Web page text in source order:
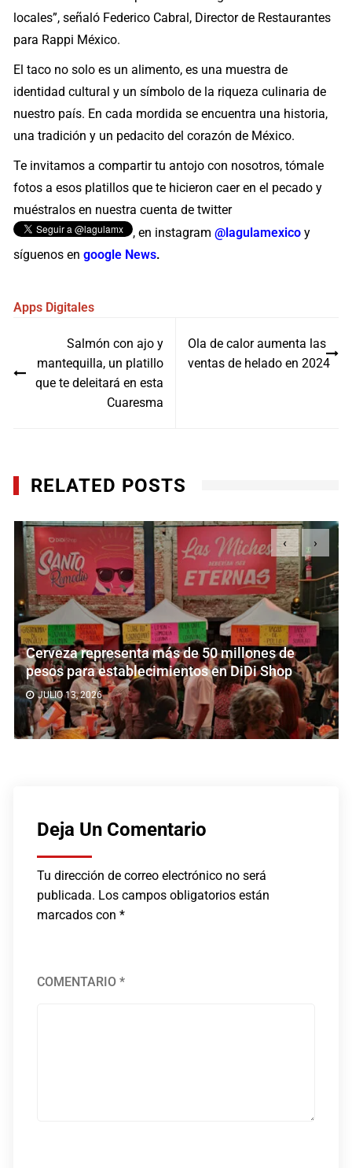
locales”, señaló Federico Cabral, Director de Restaurantes
para Rappi México.
El taco no solo es un alimento, es una muestra de
identidad cultural y un símbolo de la riqueza culinaria de
nuestro país. En cada mordida se encuentra una historia,
una tradición y un pedacito del corazón de México.
Te invitamos a compartir tu antojo con nosotros, tómale
fotos a esos platillos que te hicieron caer en el pecado y
muéstralos en nuestra cuenta de twitter
, en instagram@lagulamexico y
síguenos engoogle News.
Apps Digitales
entradas
Salmón con ajo y
mantequilla, un platillo
que te deleitará en esta
Cuaresma
Ola de calor aumenta las
ventas de helado en 2024
RELATED POSTS
representa más de 50 millones de
establecimientos en DiDi Shop
Rappi
la justa
JULIO 7,
‹ ›
Deja Un Comentario
Tu dirección de correo electrónico no será
publicada. Los campos obligatorios están
marcados con*
COMENTARIO*